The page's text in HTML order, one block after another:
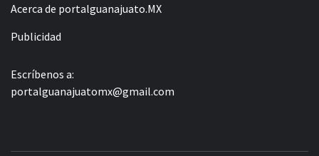
Acerca de portalguanajuato.MX
Publicidad
Escríbenos a:
portalguanajuatomx@gmail.com